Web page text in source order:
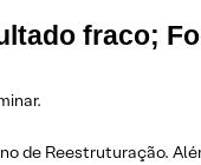
fraco;
de Reestruturação.